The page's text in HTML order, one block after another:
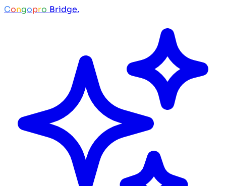
Congopro Bridge.